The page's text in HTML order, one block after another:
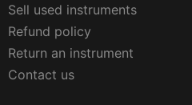
Sell used instruments
Refund policy
Return an instrument
Contact us